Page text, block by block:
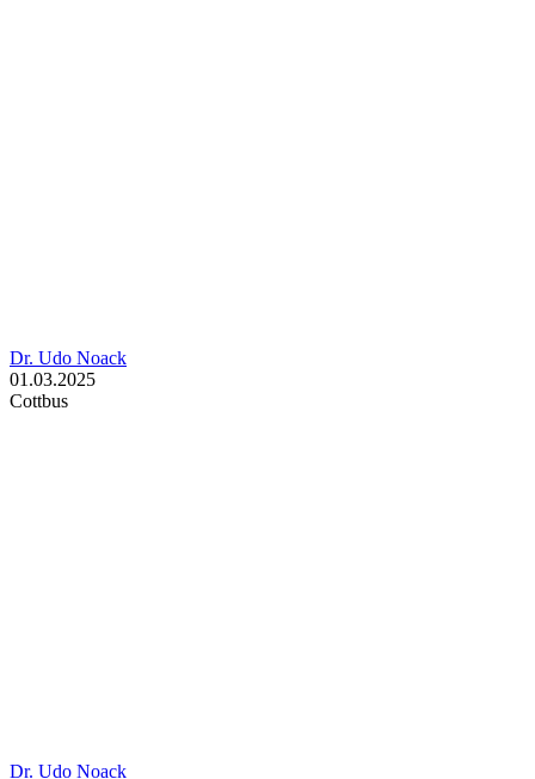
Dr. Udo Noack
01.03.2025
Cottbus
Dr. Udo Noack